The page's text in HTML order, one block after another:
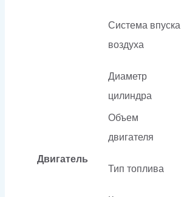
Двигатель
Система впуска
воздуха
Диаметр
цилиндра
Объем
двигателя
Тип топлива